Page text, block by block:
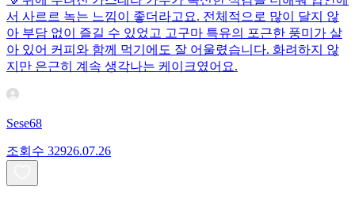
서 사르르 녹는 느낌이 좋더라고요. 전체적으로 많이 달지 않
아 부담 없이 즐길 수 있었고 고구마 특유의 포근한 풍미가 살
아 있어 커피와 함께 먹기에도 잘 어울렸습니다. 화려하지 않
지만 은근히 계속 생각나는 케이크였어요.
Sese68
조회수 32926.07.26